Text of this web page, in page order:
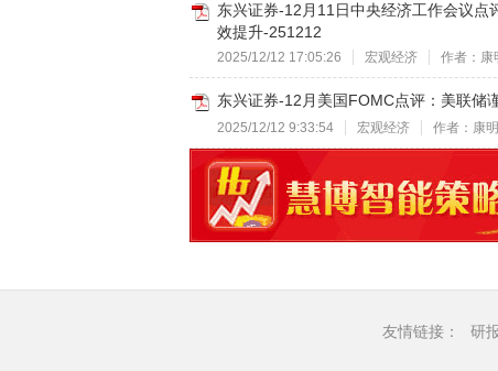
东兴证券-12月11日中央经济工作会议
效提升-251212
2025/12/12 17:05:26 宏观经济 作者：康
东兴证券-12月美国FOMC点评：美联储
2025/12/12 9:33:54 宏观经济 作者：康
友情链接： 研